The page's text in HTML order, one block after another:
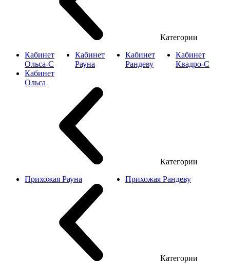
Категории
Кабинет
Ольса-С
Кабинет
Рауна
Кабинет
Рандеву
Кабинет
Квадро-С
Кабинет
Ольса
Категории
Прихожая Рауна
Прихожая Рандеву
Категории